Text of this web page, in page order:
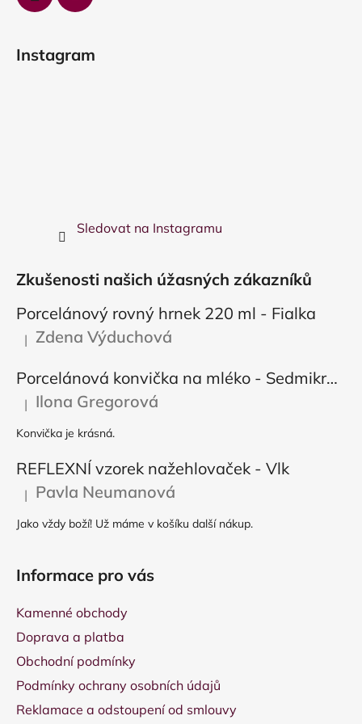
Instagram
Sledovat na Instagramu
Zkušenosti našich úžasných zákazníků
Porcelánový rovný hrnek 220 ml - Fialka
Hodnocení produktu je 5 z 5 hvězdiček.
| Zdena Výduchová
Porcelánová konvička na mléko - Sedmikráska
Hodnocení produktu je 5 z 5 hvězdiček.
| Ilona Gregorová
Konvička je krásná.
REFLEXNÍ vzorek nažehlovaček - Vlk
Hodnocení produktu je 5 z 5 hvězdiček.
| Pavla Neumanová
Jako vždy boží! Už máme v košíku další nákup.
Informace pro vás
Kamenné obchody
Doprava a platba
Obchodní podmínky
Podmínky ochrany osobních údajů
Reklamace a odstoupení od smlouvy